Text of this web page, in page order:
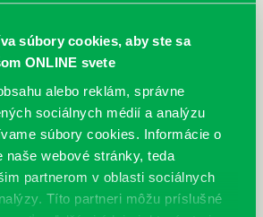
súbory cookies, aby ste sa
ONLINE svete
alebo reklám, správne
sociálnych médií a analýzu
súbory cookies. Informácie o
naše webové stránky, teda
partnerom v oblasti sociálnych
Títo partneri môžu príslušné